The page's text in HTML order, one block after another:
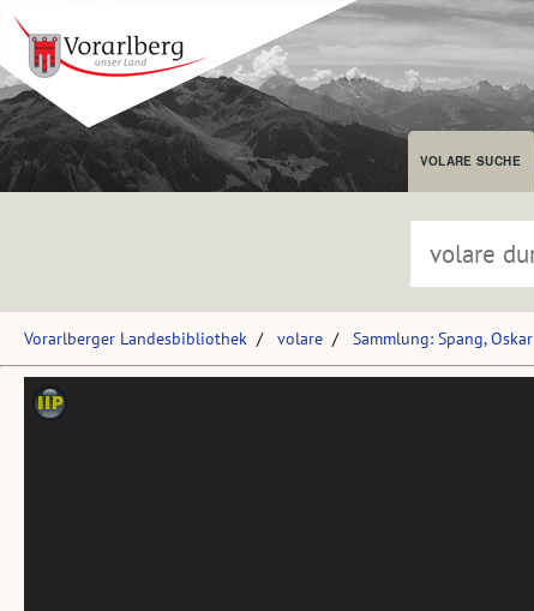
VOLARE SUCHE
Vorarlberger Landesbibliothek volare Sammlung: Spang, Oskar